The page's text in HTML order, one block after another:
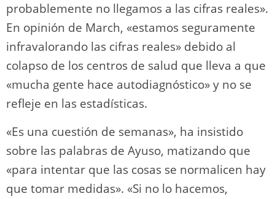
probablemente no llegamos a las cifras reales».
En opinión de March, «estamos seguramente
infravalorando las cifras reales» debido al
colapso de los centros de salud que lleva a que
«mucha gente hace autodiagnóstico» y no se
refleje en las estadísticas.
«Es una cuestión de semanas», ha insistido
sobre las palabras de Ayuso, matizando que
«para intentar que las cosas se normalicen hay
que tomar medidas». «Si no lo hacemos,